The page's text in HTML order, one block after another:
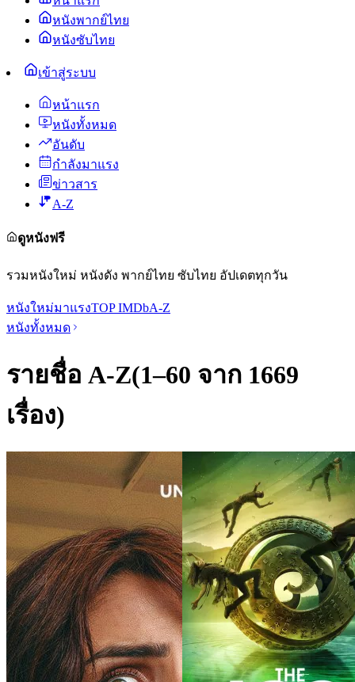
หนังพากย์ไทย
หนังซับไทย
เข้าสู่ระบบ
หน้าแรก
หนังทั้งหมด
อันดับ
กำลังมาแรง
ข่าวสาร
A-Z
ดูหนังฟรี
รวมหนังใหม่ หนังดัง พากย์ไทย ซับไทย อัปเดตทุกวัน
หนังใหม่มาแรงTOP IMDbA-Z
หนังทั้งหมด
รายชื่อ A-Z(1–60 จาก 1669
เรื่อง)